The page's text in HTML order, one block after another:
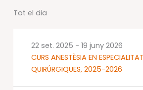
des.
una
Tot el dia
CURS ANESTÈSIA EN
QUIRÚRGIQUES, 2025-2026
22 set. 2025 - 19 juny 2026